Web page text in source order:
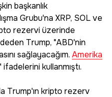
başkanlık
Grubu'na XRP, SOL ve
rezervi üzerinde
Trump, "ABD'nin
sağlayacağım. Amerika
kullanmıştı.
Trump'ın kripto rezerv